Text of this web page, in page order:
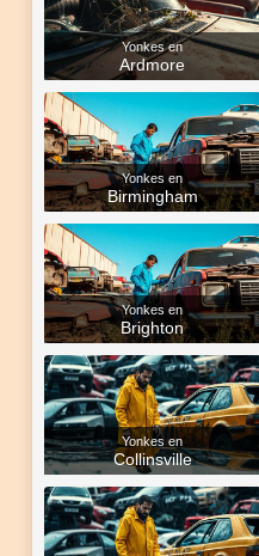
Yonkes en
Ardmore
Yonkes en
Birmingham
Yonkes en
Brighton
Yonkes en
Collinsville